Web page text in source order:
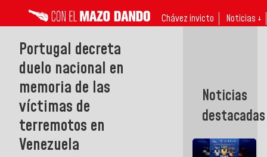
Chávez invicto Noticias ↓
Portugal decreta
duelo nacional en
memoria de las
víctimas de
terremotos en
Venezuela
Noticias
destacadas